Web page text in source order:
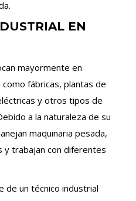
EN
mayormente en
fábricas, plantas de
y otros tipos de
a la naturaleza de su
maquinaria pesada,
y trabajan con diferentes
de un técnico industrial